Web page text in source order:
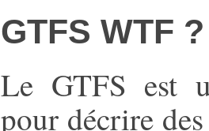
GTFS WTF ?
Le GTFS est
pour décrire